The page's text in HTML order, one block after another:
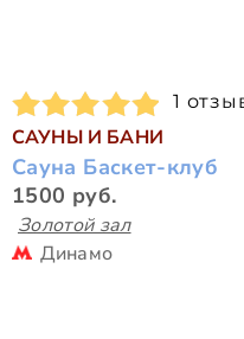
1
САУНЫ И БАНИ
Сауна Баскет-клуб
1500 руб.
Золотой зал
Динамо